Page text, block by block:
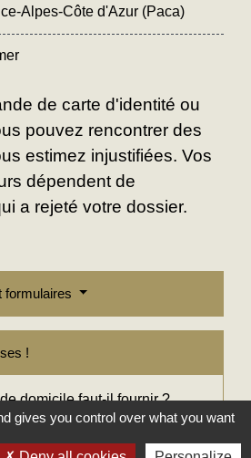
Alpes-Côte d'Azur (Paca)
de carte d'identité ou
pouvez rencontrer des
estimez injustifiées. Vos
dépendent de
a rejeté votre dossier.
formulaires
!
domicile faut-il fournir ?
gives you control over what you want